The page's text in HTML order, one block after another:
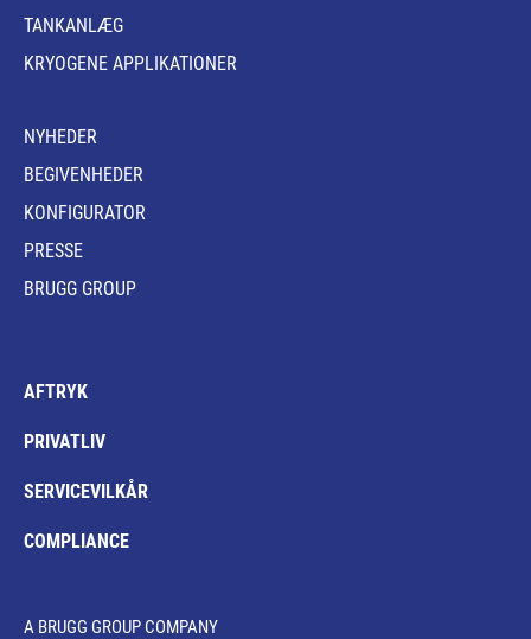
TANKANLÆG
KRYOGENE APPLIKATIONER
NYHEDER
BEGIVENHEDER
KONFIGURATOR
PRESSE
BRUGG GROUP
AFTRYK
PRIVATLIV
SERVICEVILKÅR
COMPLIANCE
A BRUGG GROUP COMPANY